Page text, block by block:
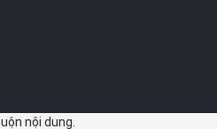
nội dung.